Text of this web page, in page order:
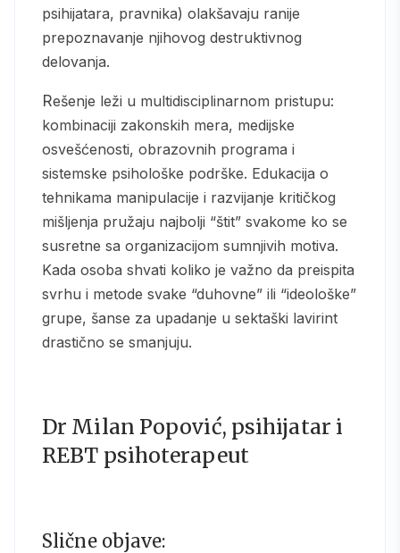
psihijatara, pravnika) olakšavaju ranije
prepoznavanje njihovog destruktivnog
delovanja.
Rešenje leži u multidisciplinarnom pristupu:
kombinaciji zakonskih mera, medijske
osvešćenosti, obrazovnih programa i
sistemske psihološke podrške. Edukacija o
tehnikama manipulacije i razvijanje kritičkog
mišljenja pružaju najbolji “štit” svakome ko se
susretne sa organizacijom sumnjivih motiva.
Kada osoba shvati koliko je važno da preispita
svrhu i metode svake “duhovne” ili “ideološke”
grupe, šanse za upadanje u sektaški lavirint
drastično se smanjuju.
Dr Milan Popović, psihijatar i
REBT psihoterapeut
Slične objave: